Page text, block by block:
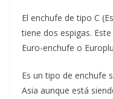
El enchufe de tipo C
tiene dos espigas.
Euro-enchufe o
Es un tipo de enchufe
Asia aunque está